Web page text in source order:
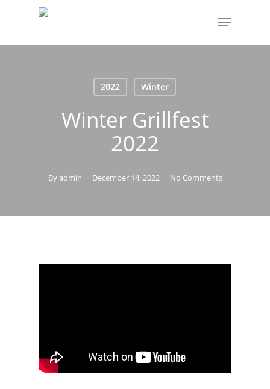
main
Menu
2022 Winter
Winter Grillfest
2022
Byadmin December 14, 2022 No Comments